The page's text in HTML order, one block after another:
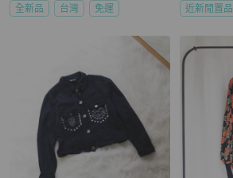
全新品 台灣 免運 近新閒置品